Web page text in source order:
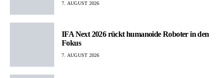
7. AUGUST 2026
IFA Next 2026 rückt humanoide Roboter in den
Fokus
7. AUGUST 2026